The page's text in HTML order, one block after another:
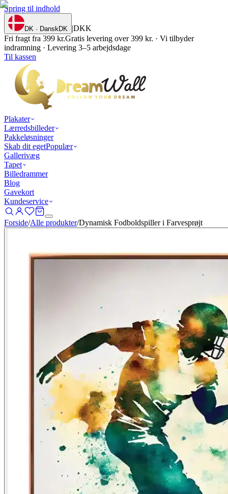
Spring til indhold
DK · DanskDK |DKK
Fri fragt fra 399 kr.Gratis levering over 399 kr. · Vi tilbyder
indramning · Levering 3–5 arbejdsdage
Til kassen
Plakater
Lærredsbilleder
Pakkeløsninger
Skab dit egetPopulær
Gallerivæg
Tapet
Billedrammer
Blog
Gavekort
Kundeservice
Forside/Alle produkter/Dynamisk Fodboldspiller i Farvesprøjt